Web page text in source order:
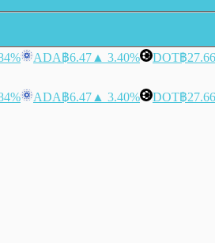
ADA฿6.47 ▲ 3.40% DOT฿27.66
ADA฿6.47 ▲ 3.40% DOT฿27.66